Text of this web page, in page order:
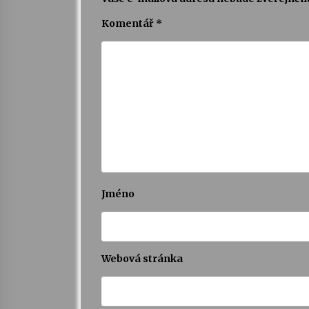
Komentář *
Jméno
Webová stránka